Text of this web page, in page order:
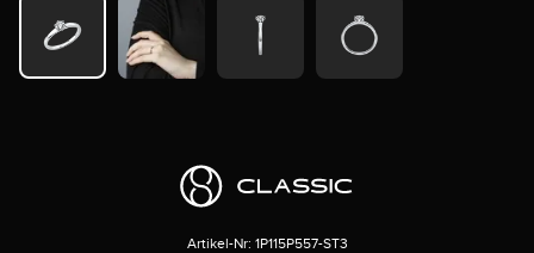
Artikel-Nr: 1P115P557-ST3